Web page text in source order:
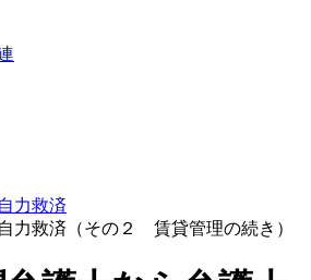
力救済
力救済（その２ 賃貸管理の続き）